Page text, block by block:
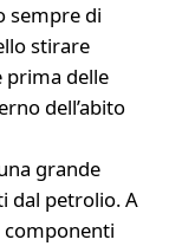
sempre di
stirare
prima delle
dell’abito
grande
dal petrolio. A
componenti